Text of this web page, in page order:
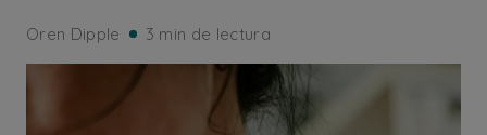
Oren Dipple 3 min de lectura